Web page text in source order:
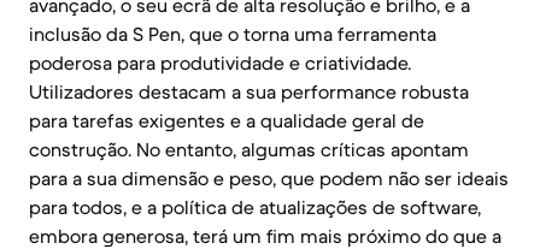
avançado, o seu ecrã de alta resolução e brilho, e a
inclusão da S Pen, que o torna uma ferramenta
poderosa para produtividade e criatividade.
Utilizadores destacam a sua performance robusta
para tarefas exigentes e a qualidade geral de
construção. No entanto, algumas críticas apontam
para a sua dimensão e peso, que podem não ser ideais
para todos, e a política de atualizações de software,
embora generosa, terá um fim mais próximo do que a